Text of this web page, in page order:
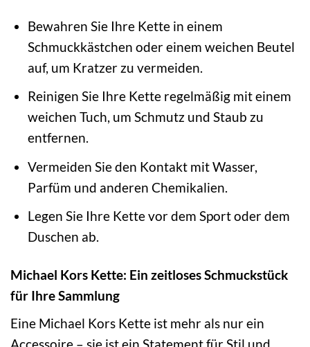
Bewahren Sie Ihre Kette in einem
Schmuckkästchen oder einem weichen Beutel
auf, um Kratzer zu vermeiden.
Reinigen Sie Ihre Kette regelmäßig mit einem
weichen Tuch, um Schmutz und Staub zu
entfernen.
Vermeiden Sie den Kontakt mit Wasser,
Parfüm und anderen Chemikalien.
Legen Sie Ihre Kette vor dem Sport oder dem
Duschen ab.
Michael Kors Kette: Ein zeitloses Schmuckstück
für Ihre Sammlung
Eine Michael Kors Kette ist mehr als nur ein
Accessoire – sie ist ein Statement für Stil und